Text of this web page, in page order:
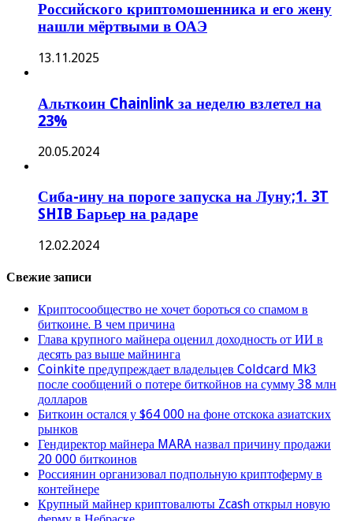
Российского криптомошенника и его жену
нашли мёртвыми в ОАЭ
13.11.2025
Альткоин Chainlink за неделю взлетел на
23%
20.05.2024
Сиба-ину на пороге запуска на Луну;1. 3T
SHIB Барьер на радаре
12.02.2024
Свежие записи
Криптосообщество не хочет бороться со спамом в
биткоине. В чем причина
Глава крупного майнера оценил доходность от ИИ в
десять раз выше майнинга
Coinkite предупреждает владельцев Coldcard Mk3
после сообщений о потере биткойнов на сумму 38 млн
долларов
Биткоин остался у $64 000 на фоне отскока азиатских
рынков
Гендиректор майнера MARA назвал причину продажи
20 000 биткоинов
Россиянин организовал подпольную криптоферму в
контейнере
Крупный майнер криптовалюты Zcash открыл новую